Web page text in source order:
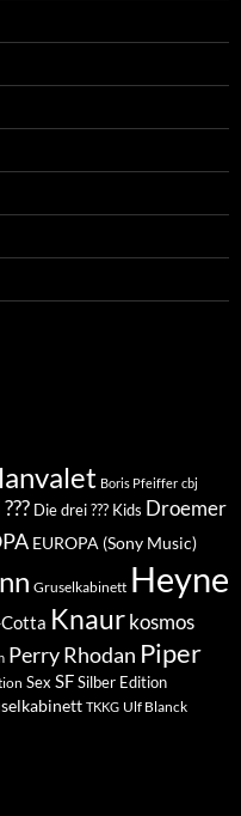
Boris Pfeiffer cbj
Die drei ??? Kids Droemer
EUROPA (Sony Music)
Gruselkabinett Heyne
Knaur kosmos
Perry Rhodan Piper
Sex SFSilber Edition
TKKG Ulf Blanck